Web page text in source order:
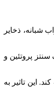
شبانه، ذخایر
پروتئین و
این تاثیر به